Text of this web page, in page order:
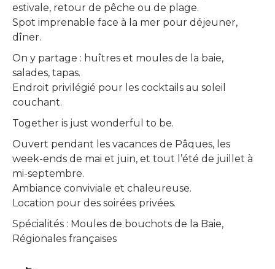
estivale, retour de pêche ou de plage.
Spot imprenable face à la mer pour déjeuner,
dîner.
On y partage : huîtres et moules de la baie,
salades, tapas.
Endroit privilégié pour les cocktails au soleil
couchant.
Together is just wonderful to be.
Ouvert pendant les vacances de Pâques, les
week-ends de mai et juin, et tout l’été de juillet à
mi-septembre.
Ambiance conviviale et chaleureuse.
Location pour des soirées privées.
Spécialités : Moules de bouchots de la Baie,
Régionales françaises